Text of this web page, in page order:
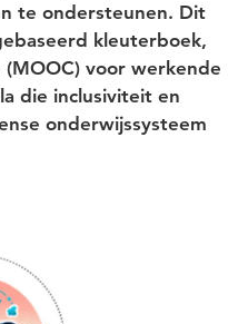
te ondersteunen. Dit
kleuterboek,
voor werkende
die inclusiviteit en
onderwijssysteem